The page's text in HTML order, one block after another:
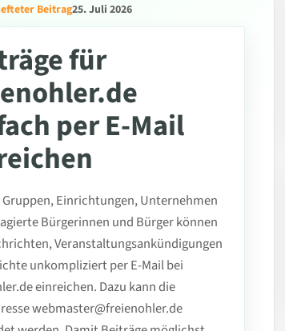
Beitrag25. Juli 2026
für
per E-Mail
Gruppen, Einrichtungen, Unternehmen
Bürgerinnen und Bürger können
Veranstaltungsankündigungen
unkompliziert per E-Mail bei
einreichen. Dazu kann die
webmaster@freienohler.de